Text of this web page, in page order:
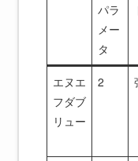
パラ
メー
タ
エヌエ
フダブ
リュー
2